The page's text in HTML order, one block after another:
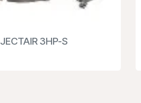
JECTAIR 3HP-S